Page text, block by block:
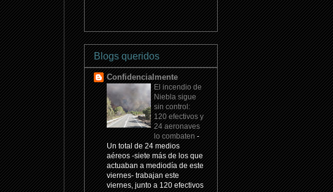
Blogs queridos
Confidencialmente
El incendio de
Niebla sigue
sin control:
120 efectivos y
24 aeronaves
lo combaten-
Un total de 24 medios
aéreos -siete más de los que
actuaban a mediodía de este
viernes- trabajan este
viernes, junto a 120 efectivos